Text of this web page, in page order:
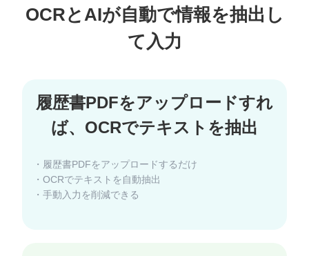
OCRとAIが自動で情報を抽出し
履歴書PDFをアップロードすれ
・履歴書PDFをアップロードするだけ
・OCRでテキストを自動抽出
・手動入力を削減できる